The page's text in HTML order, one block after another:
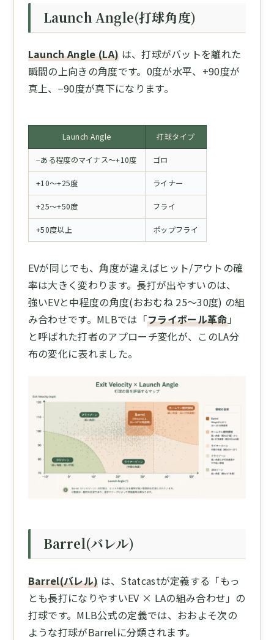
Launch Angle(打球角度)
Launch Angle (LA) は、打球がバットを離れた
瞬間の上向きの角度です。0度が水平、+90度が
真上、−90度が真下になります。
Launch Angle 打球タイプ
−ある程度のマイナス〜+10度 ゴロ
+10〜+25度 ライナー
+25〜+50度 フライ
+50度以上 ポップフライ
EVが同じでも、角度が違えばヒット/アウトの確
率は大きく変わります。長打が出やすいのは、
強いEVと中程度の角度(おおむね 25〜30度) の組
み合わせです。MLBでは「フライボール革命」
と呼ばれた打者のアプローチ変化が、このLA分
布の変化に表れました。
Barrel(バレル)
Barrel(バレル) は、Statcastが定義する「もっ
とも長打になりやすいEV × LAの組み合わせ」の
打球です。MLB公式の定義では、おおよそ次の
ような打球がBarrelに分類されます。